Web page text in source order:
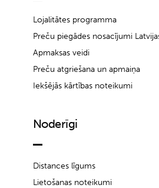
Lojalitātes programma
Preču piegādes nosacījumi
Apmaksas veidi
Preču atgriešana un apmaiņa
Iekšējās kārtības noteikumi
Noderīgi
Distances līgums
Lietošanas noteikumi